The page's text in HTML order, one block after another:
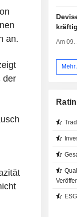
an.
der
Am 09.